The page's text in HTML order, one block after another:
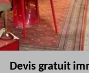
Devis gratuit